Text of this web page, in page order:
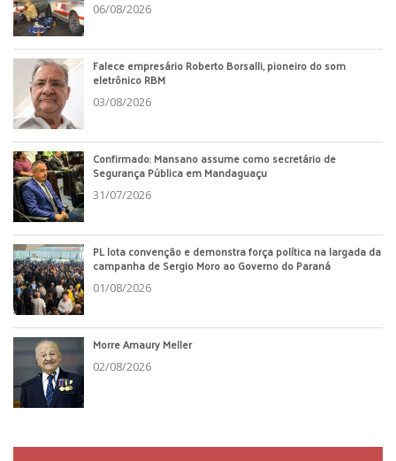
06/08/2026
Falece empresário Roberto Borsalli, pioneiro do som
eletrônico RBM
03/08/2026
Confirmado: Mansano assume como secretário de
Segurança Pública em Mandaguaçu
31/07/2026
PL lota convenção e demonstra força política na largada da
campanha de Sergio Moro ao Governo do Paraná
01/08/2026
Morre Amaury Meller
02/08/2026